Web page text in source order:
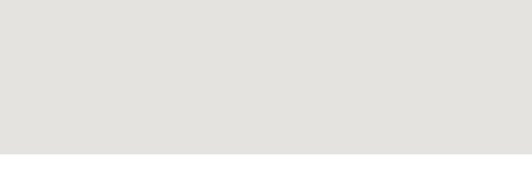
・在鳥越神社的前面的郵局約240m(步行3分鐘)